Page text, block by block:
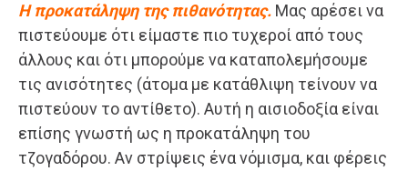
Η προκατάληψη της πιθανότητας. Μας αρέσει να
πιστεύουμε ότι είμαστε πιο τυχεροί από τους
άλλους και ότι μπορούμε να καταπολεμήσουμε
τις ανισότητες (άτομα με κατάθλιψη τείνουν να
πιστεύουν το αντίθετο). Αυτή η αισιοδοξία είναι
επίσης γνωστή ως η προκατάληψη του
τζογαδόρου. Αν στρίψεις ένα νόμισμα, και φέρεις